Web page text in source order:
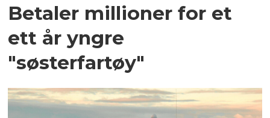
Betaler millioner for et
ett år yngre
"søsterfartøy"